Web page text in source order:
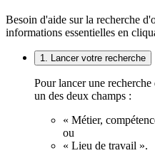
Besoin d'aide sur la recherche
informations essentielles en
1. Lancer votre recherche
Pour lancer une
un des deux champs :
« Métier,
ou
« Lieu de travail ».